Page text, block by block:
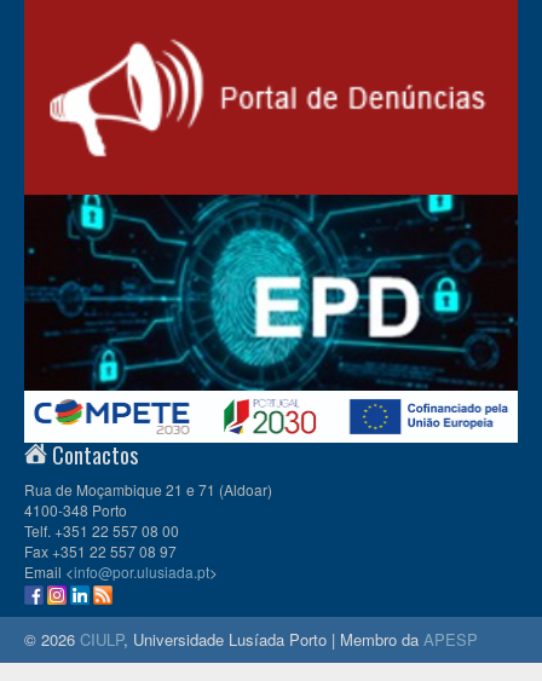
Contactos
Rua de Moçambique 21 e 71 (Aldoar)
4100-348 Porto
Telf. +351 22 557 08 00
Fax +351 22 557 08 97
Email <info@por.ulusiada.pt>
© 2026 CIULP, Universidade Lusíada Porto | Membro da APESP